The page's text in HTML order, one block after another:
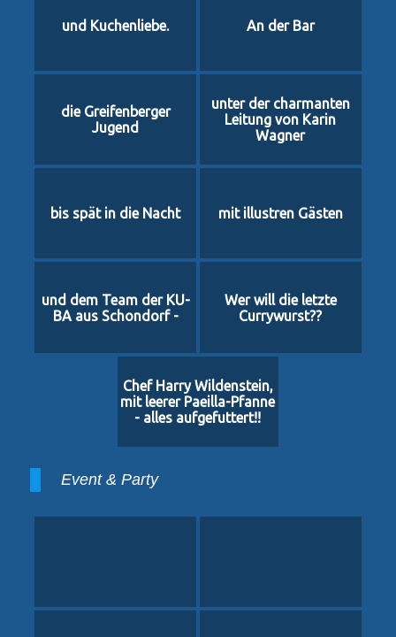
und Kuchenliebe. An der Bar
die Greifenberger
Jugend
unter der charmanten
Leitung von Karin
Wagner
bis spät in die Nacht mit illustren Gästen
und dem Team der KU-
BA aus Schondorf -
Wer will die letzte
Currywurst??
Chef Harry Wildenstein,
mit leerer Paeilla-Pfanne
- alles aufgefuttert!!
Event & Party